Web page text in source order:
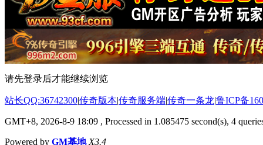
请先登录后才能继续浏览
站长QQ:36742300|传奇版本|传奇服务端|传奇一条龙|鲁ICP备
GMT+8, 2026-8-9 18:09 , Processed in 1.085475 second(s), 4
Powered by GM基地 X3.4